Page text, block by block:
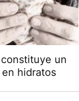
un
hidratos